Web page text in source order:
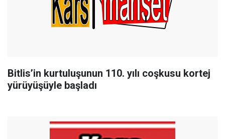
Bitlis’in kurtuluşunun 110. yılı coşkusu kortej
yürüyüşüyle başladı